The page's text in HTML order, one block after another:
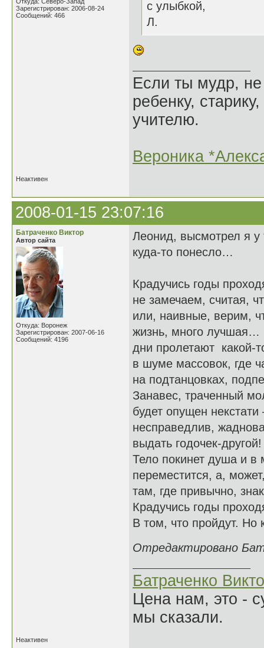
Зарегистрирован: 2006-08-24
Сообщений: 466
с улыбкой,
Л.
Если ты мудр, не
ребенку,
учителю.
Вероника
Неактивен
2008-01-15 23:07:16
Батраченко Виктор
Автор сайта
Откуда: Воронеж
Зарегистрирован: 2007-06-16
Сообщений: 4196
Леонид, высмотрел я
куда-то понесло…
Крадучись годы
не замечаем, считая,
или, наивные, верим,
жизнь, много
дни пролетают какой-
в шуме массовок, где
на подтанцовках,
Занавес, траченный
будет опущен
несправедлив,
выдать годочек-
Тело покинет душа и в
переместится, а,
там, где привычно,
Крадучись годы
В том, что пройдут. Но
Отредактировано
Батраченко
Цена нам, это -
мы сказали.
Неактивен